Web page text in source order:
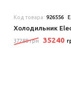
Код товара:926556
Холодильник
37288 грн 35240